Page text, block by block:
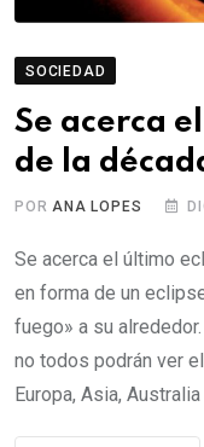
SOCIEDAD
Se acerca
de la
PORANA LOPES
Se acerca el último
en forma de un
fuego» a su
no todos podrán ver
Europa, Asia,